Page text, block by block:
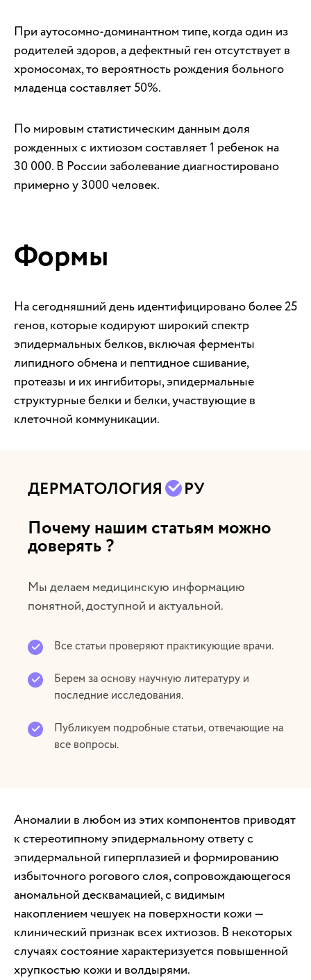
При аутосомно-доминантном типе, когда один из
родителей здоров, а дефектный ген отсутствует в
хромосомах, то вероятность рождения больного
младенца составляет 50%.
По мировым статистическим данным доля
рожденных с ихтиозом составляет 1 ребенок на
30 000. В России заболевание диагностировано
примерно у 3000 человек.
Формы
На сегодняшний день идентифицировано более 25
генов, которые кодируют широкий спектр
эпидермальных белков, включая ферменты
липидного обмена и пептидное сшивание,
протеазы и их ингибиторы, эпидермальные
структурные белки и белки, участвующие в
клеточной коммуникации.
Почему нашим статьям можно
доверять ?
Мы делаем медицинскую информацию
понятной, доступной и актуальной.
Все статьи проверяют практикующие врачи.
Берем за основу научную литературу и
последние исследования.
Публикуем подробные статьи, отвечающие на
все вопросы.
Аномалии в любом из этих компонентов приводят
к стереотипному эпидермальному ответу с
эпидермальной гиперплазией и формированию
избыточного рогового слоя, сопровождающегося
аномальной десквамацией, с видимым
накоплением чешуек на поверхности кожи —
клинический признак всех ихтиозов. В некоторых
случаях состояние характеризуется повышенной
хрупкостью кожи и волдырями.